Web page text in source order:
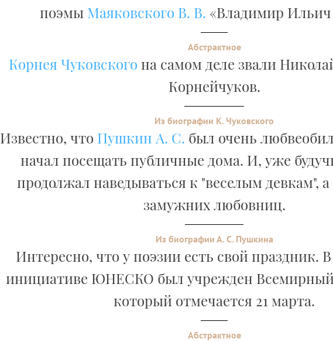
поэмы Маяковского В. В. «Владимир
Абстрактное
Корнея Чуковского на самом деле звали
Корнейчуков.
Из биографии К. Чуковского
Известно, что Пушкин А. С. был очень
начал посещать публичные дома. И, уже
продолжал наведываться к "веселым девкам",
замужних любовниц.
Из биографии А. С. Пушкина
Интересно, что у поэзии есть свой праздник. В
инициативе ЮНЕСКО был учрежден Всемирный
который отмечается 21 марта.
Абстрактное